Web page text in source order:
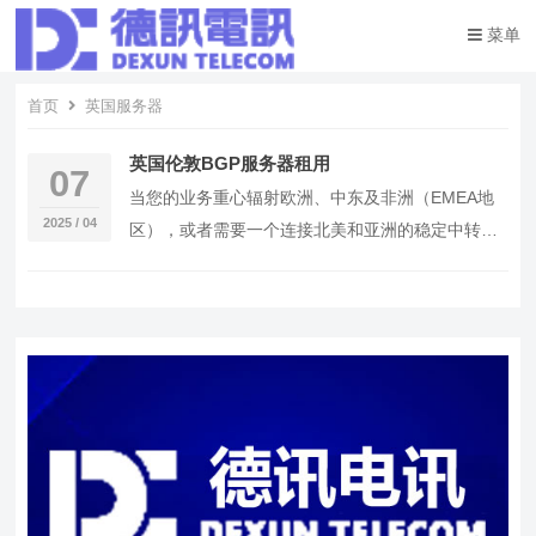
菜单
首页 英国服务器
07
2025 / 04
英国伦敦BGP服务器租用
当您的业务重心辐射欧洲、中东及非洲（EMEA地
区），或者需要一个连接北美和亚洲的稳定中转节